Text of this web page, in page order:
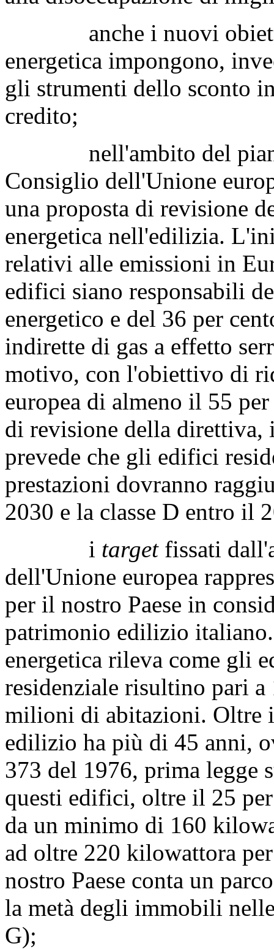
anche i nuovi obiettivi
energetica impongono,
gli strumenti dello sconto
credito;
nell'ambito del
Consiglio dell'Unione
una proposta di revisione
energetica nell'edilizia.
relativi alle emissioni in
edifici siano responsabili
energetico e del 36 per
indirette di gas a effetto
motivo, con l'obiettivo di
europea di almeno il 55
di revisione della direttiva,
prevede che gli edifici
prestazioni dovranno
2030 e la classe D entro il
i targetfissati
dell'Unione europea
per il nostro Paese in
patrimonio edilizio
energetica rileva come gli
residenziale risultino pari
milioni di abitazioni. Oltre
edilizio ha più di 45 anni,
373 del 1976, prima legge
questi edifici, oltre il 25
da un minimo di 160
ad oltre 220 kilowattora
nostro Paese conta un
la metà degli immobili
G);